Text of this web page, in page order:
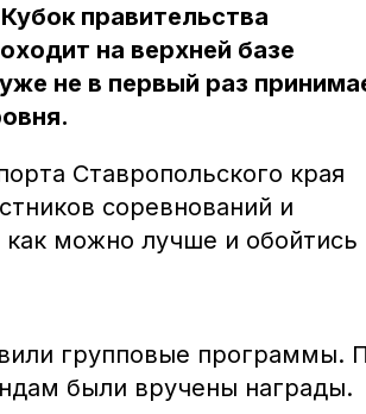
правительства
на верхней базе
не в первый раз
Ставропольского края
соревнований и
можно лучше и обойтись
групповые программы.
были вручены награды.